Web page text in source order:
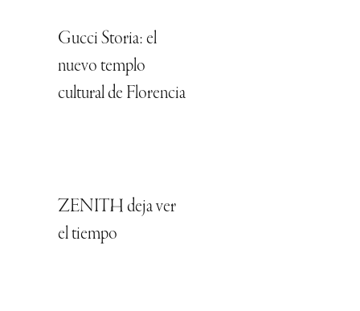
Gucci Storia: el
nuevo templo
cultural de Florencia
ZENITH deja ver
el tiempo